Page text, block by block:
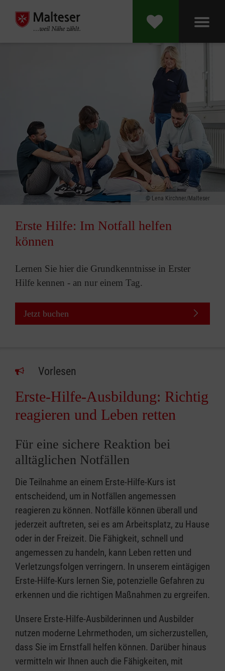
Lena Kirchner/Malteser
Erste Hilfe: Im Notfall helfen
können
Lernen Sie hier die Grundkenntnisse in Erster
Hilfe kennen - an nur einem Tag.
Jetzt buchen
Vorlesen
Erste-Hilfe-Ausbildung: Richtig
reagieren und Leben retten
Für eine sichere Reaktion bei
alltäglichen Notfällen
Die Teilnahme an einem Erste-Hilfe-Kurs ist
entscheidend, um in Notfällen angemessen
reagieren zu können. Notfälle können überall und
jederzeit auftreten, sei es am Arbeitsplatz, zu Hause
oder in der Freizeit. Die Fähigkeit, schnell und
angemessen zu handeln, kann Leben retten und
Verletzungsfolgen verringern. In unserem eintägigen
Erste-Hilfe-Kurs lernen Sie, potenzielle Gefahren zu
erkennen und die richtigen Maßnahmen zu ergreifen.
Unsere Erste-Hilfe-Ausbilderinnen und Ausbilder
nutzen moderne Lehrmethoden, um sicherzustellen,
dass Sie im Ernstfall helfen können. Darüber hinaus
vermitteln wir Ihnen auch die Fähigkeiten, mit